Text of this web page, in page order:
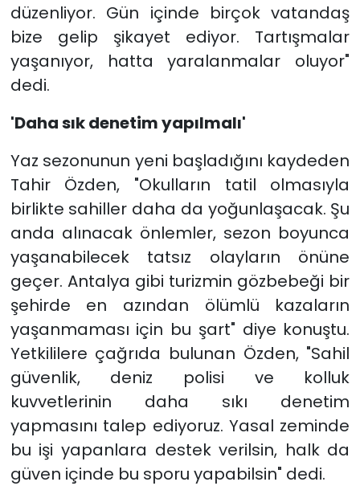
düzenliyor. Gün içinde birçok vatandaş
bize gelip şikayet ediyor. Tartışmalar
yaşanıyor, hatta yaralanmalar oluyor"
dedi.
'Daha sık denetim yapılmalı'
Yaz sezonunun yeni başladığını kaydeden
Tahir Özden, "Okulların tatil olmasıyla
birlikte sahiller daha da yoğunlaşacak. Şu
anda alınacak önlemler, sezon boyunca
yaşanabilecek tatsız olayların önüne
geçer. Antalya gibi turizmin gözbebeği bir
şehirde en azından ölümlü kazaların
yaşanmaması için bu şart" diye konuştu.
Yetkililere çağrıda bulunan Özden, "Sahil
güvenlik, deniz polisi ve kolluk
kuvvetlerinin daha sıkı denetim
yapmasını talep ediyoruz. Yasal zeminde
bu işi yapanlara destek verilsin, halk da
güven içinde bu sporu yapabilsin" dedi.